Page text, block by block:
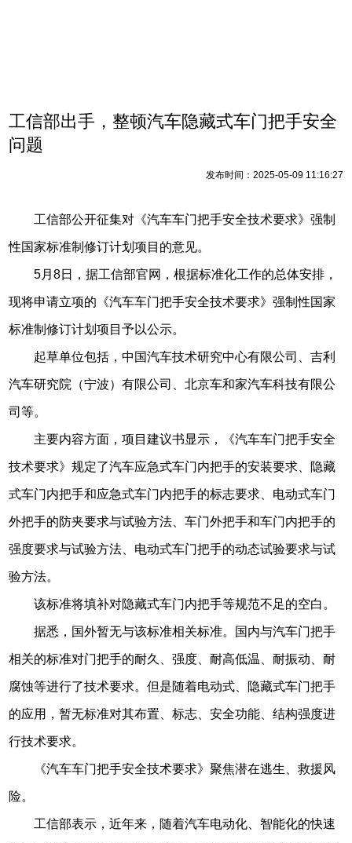
工信部出手，整顿汽车隐藏式车门把手安全
问题
发布时间：2025-05-09 11:16:27
工信部公开征集对《汽车车门把手安全技术要求》强制
性国家标准制修订计划项目的意见。
5月8日，据工信部官网，根据标准化工作的总体安排，
现将申请立项的《汽车车门把手安全技术要求》强制性国家
标准制修订计划项目予以公示。
起草单位包括，中国汽车技术研究中心有限公司、吉利
汽车研究院（宁波）有限公司、北京车和家汽车科技有限公
司等。
主要内容方面，项目建议书显示，《汽车车门把手安全
技术要求》规定了汽车应急式车门内把手的安装要求、隐藏
式车门内把手和应急式车门内把手的标志要求、电动式车门
外把手的防夹要求与试验方法、车门外把手和车门内把手的
强度要求与试验方法、电动式车门把手的动态试验要求与试
验方法。
该标准将填补对隐藏式车门内把手等规范不足的空白。
据悉，国外暂无与该标准相关标准。国内与汽车门把手
相关的标准对门把手的耐久、强度、耐高低温、耐振动、耐
腐蚀等进行了技术要求。但是随着电动式、隐藏式车门把手
的应用，暂无标准对其布置、标志、安全功能、结构强度进
行技术要求。
《汽车车门把手安全技术要求》聚焦潜在逃生、救援风
险。
工信部表示，近年来，随着汽车电动化、智能化的快速